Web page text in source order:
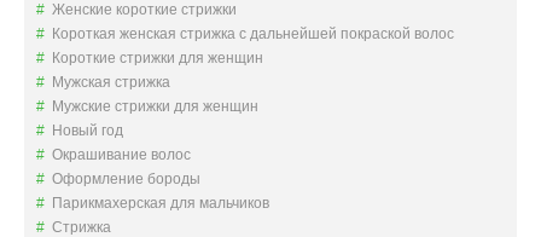
Женские короткие стрижки
Короткая женская стрижка с дальнейшей покраской волос
Короткие стрижки для женщин
Мужская стрижка
Мужские стрижки для женщин
Новый год
Окрашивание волос
Оформление бороды
Парикмахерская для мальчиков
Стрижка